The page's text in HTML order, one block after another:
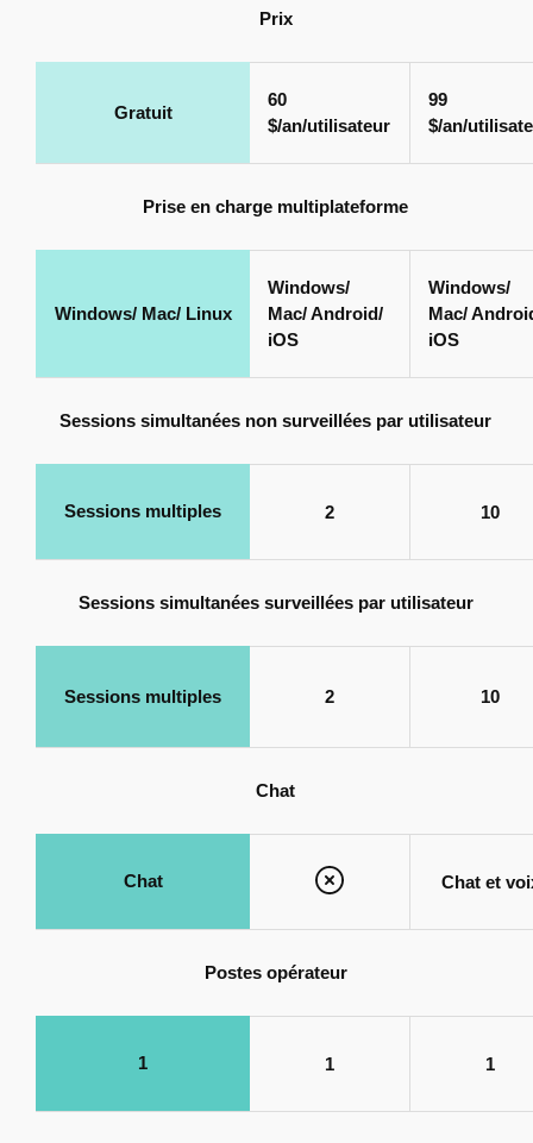
Prix
Gratuit
60
$/an/utilisateur
99
$/an/
Prise en charge multiplateforme
Windows/ Mac/ Linux
Windows/
Mac/ Android/
iOS
Windows/
Mac/
iOS
Sessions simultanées non surveillées par utilisateur
Sessions multiples 2 10
Sessions simultanées surveillées par utilisateur
Sessions multiples 2 10
Chat
Chat Chat et
Postes opérateur
1 1 1